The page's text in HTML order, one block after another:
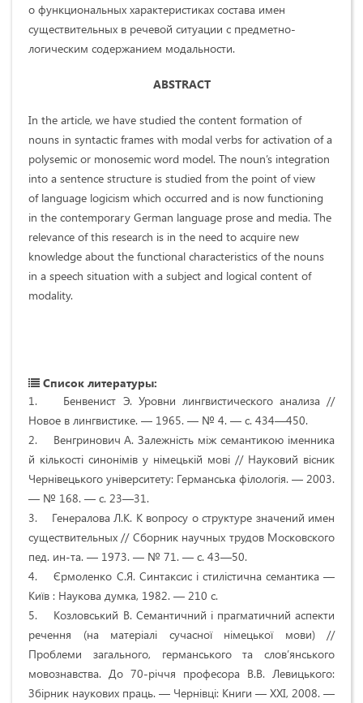
о функциональных характеристиках состава имен
существительных в речевой ситуации с предметно-
логическим содержанием модальности.
ABSTRACT
In the article, we have studied the content formation of
nouns in syntactic frames with modal verbs for activation of a
polysemic or monosemic word model. The noun’s integration
into a sentence structure is studied from the point of view
of language logicism which occurred and is now functioning
in the contemporary German language prose and media. The
relevance of this research is in the need to acquire new
knowledge about the functional characteristics of the nouns
in a speech situation with a subject and logical content of
modality.
Список литературы:
1. Бенвенист Э. Уровни лингвистического анализа //
Новое в лингвистике. — 1965. — № 4. — с. 434—450.
2. Венгринович А. Залежність між семантикою іменника
й кількості синонімів у німецькій мові // Науковий вісник
Чернівецького університету: Германська філологія. — 2003.
— № 168. — с. 23—31.
3. Генералова Л.К. К вопросу о структуре значений имен
существительных // Сборник научных трудов Московского
пед. ин-та. — 1973. — № 71. — с. 43—50.
4. Єрмоленко С.Я. Синтаксис і стилістична семантика —
Київ : Наукова думка, 1982. — 210 с.
5. Козловський В. Семантичний і прагматичний аспекти
речення (на матеріалі сучасної німецької мови) //
Проблеми загального, германського та слов’янського
мовознавства. До 70-річчя професора В.В. Левицького:
Збірник наукових праць. — Чернівці: Книги — ХХІ, 2008. —